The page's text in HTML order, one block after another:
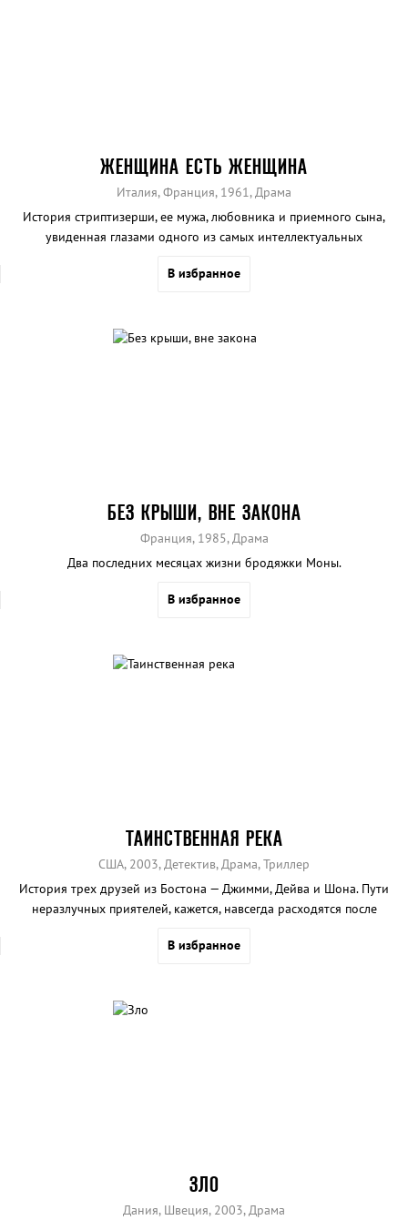
ЖЕНЩИНА ЕСТЬ ЖЕНЩИНА
Италия, Франция, 1961, Драма
История стриптизерши, ее мужа, любовника и приемного сына,
увиденная глазами одного из самых интеллектуальных
года.
В избранное
БЕЗ КРЫШИ, ВНЕ ЗАКОНА
Франция, 1985, Драма
Два последних месяцах жизни бродяжки Моны.
В избранное
ТАИНСТВЕННАЯ РЕКА
США, 2003, Детектив, Драма, Триллер
История трех друзей из Бостона — Джимми, Дейва и Шона. Пути
неразлучных приятелей, кажется, навсегда расходятся после
В избранное
ЗЛО
Дания, Швеция, 2003, Драма